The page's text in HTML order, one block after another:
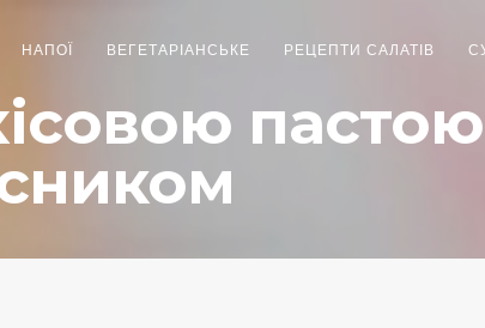
НАПОЇ ВЕГЕТАРІАНСЬКЕ РЕЦЕПТИ САЛАТІВ